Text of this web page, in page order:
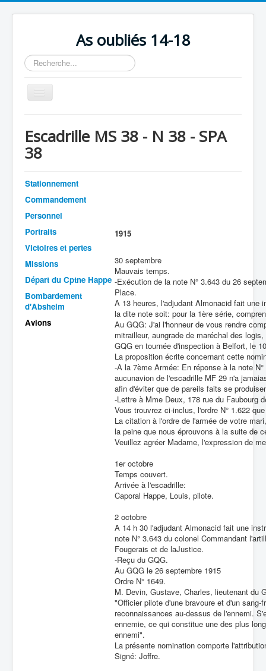
As oubliés 14-18
Rechercher
Basculer
la
Chronologie
Escadrilles
Organisation
Avions
Personnels
Formation
Doctrines
Batailles
Les As
Cahiers des As
Escadrille MS 38 - N 38 - SPA
38
Stationnement
Commandement
Personnel
Portraits
Victoires et pertes
Missions
Départ du Cptne Happe
Bombardement
d'Absheim
Avions
1915
30 septembre
Mauvais temps.
-Exécution de la note N° 3.643 du 26
Place.
A 13 heures, l'adjudant Almonacid fait une
la dite note soit: pour la 1ère série,
Au GQG: J'ai l'honneur de vous rendre
mitrailleur, aungrade de maréchal des
GQG en tournée d'inspection à Belfort, le
La proposition écrite concernant cette
-A la 7ème Armée: En réponse à la note
aucunavion de l'escadrille MF 29 n'a
afin d'éviter que de pareils faits se
-Lettre à Mme Deux, 178 rue du Faubourg
Vous trouvrez ci-inclus, l'ordre N° 1.622
La citation à l'ordre de l'armée de votre
la peine que nous éprouvons à la suite de
Veuillez agréer Madame, l'expression de
1er octobre
Temps couvert.
Arrivée à l'escadrille:
Caporal Happe, Louis, pilote.
2 octobre
A 14 h 30 l'adjudant Almonacid fait une
note N° 3.643 du colonel Commandant
Fougerais et de laJustice.
-Reçu du GQG.
Au GQG le 26 septembre 1915
Ordre N° 1649.
M. Devin, Gustave, Charles, lieutenant du
"Officier pilote d'une bravoure et d'un
reconnaissances au-dessus de l'ennemi.
ennemie, ce qui constitue une des plus
ennemi".
La présente nomination comporte
Signé: Joffre.